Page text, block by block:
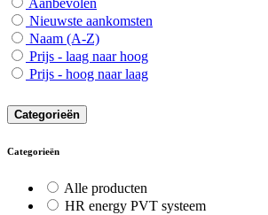
Aanbevolen
Nieuwste aankomsten
Naam (A-Z)
Prijs - laag naar hoog
Prijs - hoog naar laag
Categorieën
Categorieën
Alle producten
HR energy PVT systeem